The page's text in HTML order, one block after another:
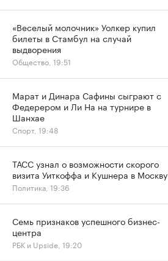
«Веселый молочник» Уолкер купил
билеты в Стамбул на случай
выдворения
Общество, 19:51
Марат и Динара Сафины сыграют с
Федерером и Ли На на турнире в
Шанхае
Спорт, 19:48
ТАСС узнал о возможности скорого
визита Уиткоффа и Кушнера в Москву
Политика, 19:36
Семь признаков успешного бизнес-
центра
РБК и Upside, 19:20